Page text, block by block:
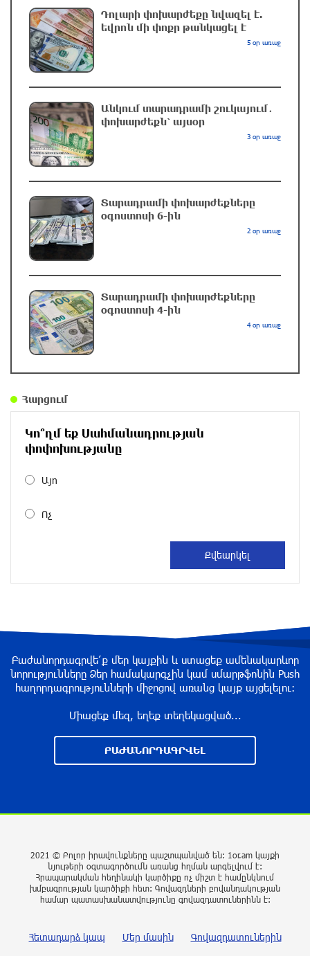
Դմիտրի Մեդվեդև. Արևմուտքի
քաղաքականությունը Հայաստանի
նկատմամբ կրկնում է վրացական սցենարը
Եղանակը առաջիկա 5 օրերին
Ռուսաստանի հետ սահմանը
Խաղաղությունն անհնար է առանց ՀՀ
ինքնիշխան տարածքից ադրբեջանական
զինվшծ ուժերի դուրսբերման․ Իշխան
Սաղաթելյան
6 րոպե առաջ
վարորդին
Իրական խաղաղությանն ուղղված թիվ մեկ
քայլը պետք է լիներ մեր բոլոր գերիների
2 ժամ առաջ
2 ժամ առաջ
ՀՕՊ-ն առավոտյան խnցել է 83 անօդաչու
թռչող սարք. ՌԴ ՊՆ
Հրազդանում բացվել է Firebird AI ընկերության
խաղաղություն չի լինի, պшտերազմ կuադրենք
և այլ հիմարnւթյուններ․ Տիգրան
Աբրահամյան
4 ժամ առաջ
«Քաղաքագետ Աթաև. Փաշինյանը
ընդդիմության առաջնորդներին համարում է
Դոլարի փոխարժեքը նվազել է.
եվրոն մի փոքր թանկացել է
5 օր առաջ
Անկում տարադրամի շուկայում․
փոխարժեքն՝ այսօր
3 օր առաջ
Տարադրամի փոխարժեքները
օգոստոսի 6-ին
2 օր առաջ
Տարադրամի փոխարժեքները
օգոստոսի 4-ին
4 օր առաջ
Հարցում
Կո՞ղմ եք Սահմանադրության
փոփոխությանը
Այո
Ոչ
Բաժանորդագրվե՛ք մեր կայքին և ստացեք ամենակարևոր
նորությունները Ձեր համակարգչին կամ սմարթֆոնին Push
հաղորդագրությունների միջոցով առանց կայք այցելելու։
Միացեք մեզ, եղեք տեղեկացված...
ԲԱԺԱՆՈՐԴԱԳՐՎԵԼ
2021 © Բոլոր իրավունքները պաշտպանված են: 1or.am կայքի
նյութերի օգտագործումն առանց հղման արգելվում է:
Հրապարակման հեղինակի կարծիքը ոչ միշտ է համընկնում
խմբագրության կարծիքի հետ: Գովազդների բովանդակության
համար պատասխանատվությունը գովազդատուներինն է:
Հետադարձ կապ Մեր մասին Գովազդատուներին